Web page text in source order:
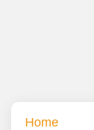
Home